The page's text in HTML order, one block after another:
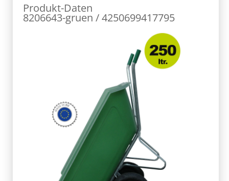
Produkt-Daten
8206643-gruen / 4250699417795